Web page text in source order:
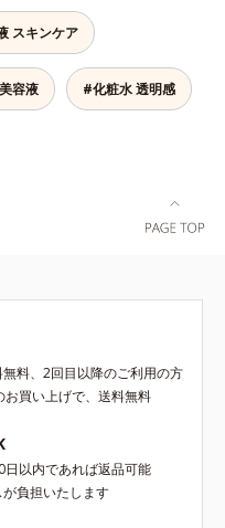
・ソバカスを防ぐ）と保湿のこ
明るく澄んだ肌を目指す保湿
と、メラニンの生成を抑え、シ
ソバカスを防ぐ美白有効成分を
み合わせた複合成分*4 グリチル
用しました。ディープダイレク
（ヒメフウロエキス、スターフ
ツ葉エキス）が詰まりメラニン
成を抑制し、浸透(*4)パワーで
使える使用感です。*1 過剰に生
ノサイト*4 角層まで
スキンケア
容液 #化粧水 透明感
料、2回目以降のご利用の方
買い上げで、送料無料
以内であれば返品可能
負担いたします